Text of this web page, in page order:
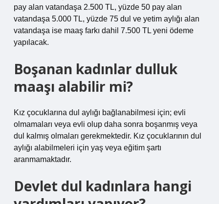
pay alan vatandaşa 2.500 TL, yüzde 50 pay alan
vatandaşa 5.000 TL, yüzde 75 dul ve yetim aylığı alan
vatandaşa ise maaş farkı dahil 7.500 TL yeni ödeme
yapılacak.
Boşanan kadınlar dulluk
maaşı alabilir mi?
Kız çocuklarına dul aylığı bağlanabilmesi için; evli
olmamaları veya evli olup daha sonra boşanmış veya
dul kalmış olmaları gerekmektedir. Kız çocuklarının dul
aylığı alabilmeleri için yaş veya eğitim şartı
aranmamaktadır.
Devlet dul kadınlara hangi